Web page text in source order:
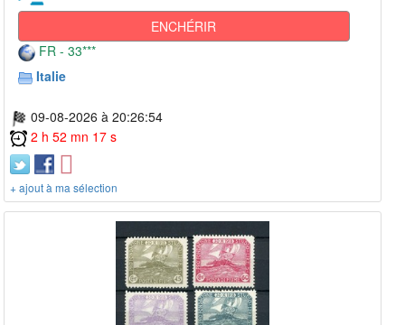
ENCHÉRIR
FR - 33***
Italie
09-08-2026 à 20:26:54
2 h 52 mn 17 s
+ ajout à ma sélection